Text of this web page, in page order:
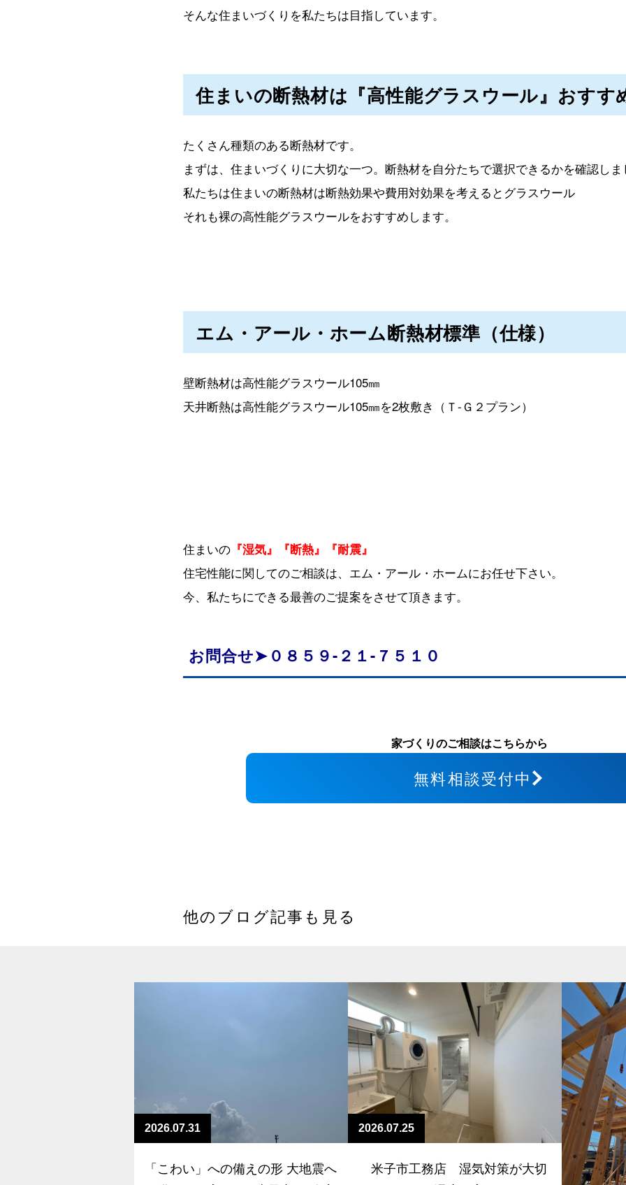
そんな住まいづくりを私たちは目指しています。
住まいの断熱材は『高性能グラスウール』おすす
たくさん種類のある断熱材です。
まずは、住まいづくりに大切な一つ。断熱材を自分たちで選択できるかを確認し
私たちは住まいの断熱材は断熱効果や費用対効果を考えるとグラスウール
それも裸の高性能グラスウールをおすすめします。
エム・アール・ホーム断熱材標準（仕様）
壁断熱材は高性能グラスウール105㎜
天井断熱は高性能グラスウール105㎜を2枚敷き（Ｔ-Ｇ２プラン）
住まいの 『湿気』『断熱』『耐震』
住宅性能に関してのご相談は、エム・アール・ホームにお任せ下さい。
今、私たちにできる最善のご提案をさせて頂きます。
お問合せ➤０８５９-２１-７５１０
家づくりのご相談はこちらから
無料相談受付中
他のブログ記事も見る
2026.07.31
「こわい」への備えの形 大地震へ
2026.07.25
米子市工務店 湿気対策が大切